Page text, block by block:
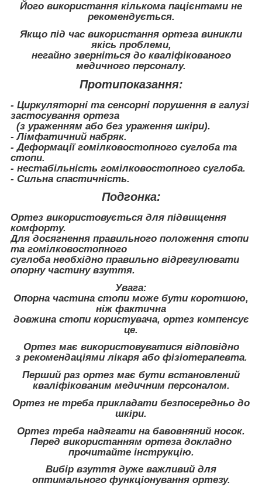
Його використання кількома пацієнтами не
рекомендується.
Якщо під час використання ортеза виникли
якісь проблеми,
негайно зверніться до кваліфікованого
медичного персоналу.
Протипоказання:
- Циркуляторні та сенсорні порушення в галузі
застосування ортеза
(з ураженням або без ураження шкіри).
- Лімфатичний набряк.
- Деформації гомілковостопного суглоба та
стопи.
- нестабільність гомілковостопного суглоба.
- Сильна спастичність.
Подгонка:
Ортез використовується для підвищення
комфорту.
Для досягнення правильного положення стопи
та гомілковостопного
суглоба необхідно правильно відрегулювати
опорну частину взуття.
Увага:
Опорна частина стопи може бути коротшою,
ніж фактична
довжина стопи користувача, ортез компенсує
це.
Ортез має використовуватися відповідно
з рекомендаціями лікаря або фізіотерапевта.
Перший раз ортез має бути встановлений
кваліфікованим медичним персоналом.
Ортез не треба прикладати безпосередньо до
шкіри.
Ортез треба надягати на бавовняний носок.
Перед використанням ортеза докладно
прочитайте інструкцію.
Вибір взуття дуже важливий для
оптимального функціонування ортезу.